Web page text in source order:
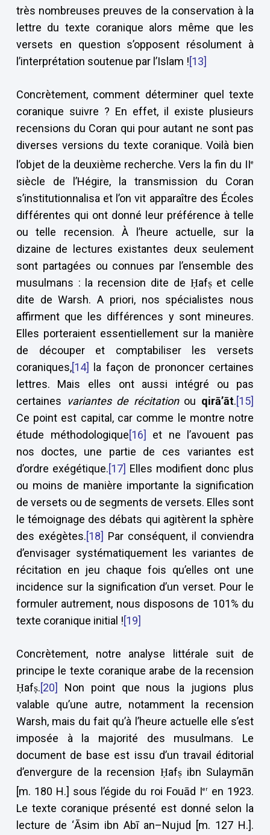
très nombreuses preuves de la conservation à la
lettre du texte coranique alors même que les
versets en question s’opposent résolument à
l’interprétation soutenue par l’Islam ![13]
Concrètement, comment déterminer quel texte
coranique suivre ? En effet, il existe plusieurs
recensions du Coran qui pour autant ne sont pas
diverses versions du texte coranique. Voilà bien
l’objet de la deuxième recherche. Vers la fin du IIe
siècle de l’Hégire, la transmission du Coran
s’institutionnalisa et l’on vit apparaître des Écoles
différentes qui ont donné leur préférence à telle
ou telle recension. À l’heure actuelle, sur la
dizaine de lectures existantes deux seulement
sont partagées ou connues par l’ensemble des
musulmans : la recension dite de Ḥafṣ et celle
dite de Warsh. A priori, nos spécialistes nous
affirment que les différences y sont mineures.
Elles porteraient essentiellement sur la manière
de découper et comptabiliser les versets
coraniques,[14]
la façon de prononcer certaines
lettres. Mais elles ont aussi intégré ou pas
certaines variantes de récitationou qirā’āt.[15]
Ce point est capital, car comme le montre notre
étude méthodologique[16]
et ne l’avouent pas
nos doctes, une partie de ces variantes est
d’ordre exégétique.[17] Elles modifient donc plus
ou moins de manière importante la signification
de versets ou de segments de versets. Elles sont
le témoignage des débats qui agitèrent la sphère
des exégètes.[18] Par conséquent, il conviendra
d’envisager systématiquement les variantes de
récitation en jeu chaque fois qu’elles ont une
incidence sur la signification d’un verset. Pour le
formuler autrement, nous disposons de 101% du
texte coranique initial ![19]
Concrètement, notre analyse littérale suit de
principe le texte coranique arabe de la recension
Ḥafṣ.[20]
Non point que nous la jugions plus
valable qu’une autre, notamment la recension
Warsh, mais du fait qu’à l’heure actuelle elle s’est
imposée à la majorité des musulmans. Le
document de base est issu d’un travail éditorial
d’envergure de la recension Ḥafṣ ibn Sulaymān
[m. 180 H.] sous l’égide du roi Fouād Ieren 1923.
Le texte coranique présenté est donné selon la
lecture de ‘Āsim ibn Abī an–Nujud [m. 127 H.].